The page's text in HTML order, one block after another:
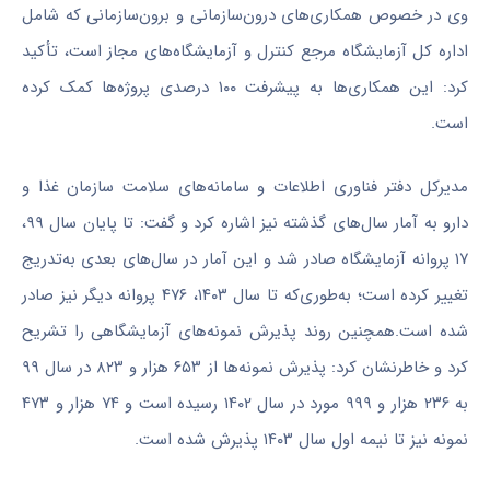
وی در خصوص همکاری‌های درون‌سازمانی و برون‌سازمانی که شامل
اداره کل آزمایشگاه مرجع کنترل و آزمایشگاه‌های مجاز است، تأکید
کرد: این همکاری‌ها به پیشرفت ۱۰۰ درصدی پروژه‌ها کمک کرده
است.
مدیرکل دفتر فناوری اطلاعات و سامانه‌های سلامت سازمان غذا و
دارو به آمار سال‌های گذشته نیز اشاره کرد و گفت: تا پایان سال ۹۹،
۱۷ پروانه آزمایشگاه صادر شد و این آمار در سال‌های بعدی به‌تدریج
تغییر کرده است؛ به‌طوری‌که تا سال ۱۴۰۳، ۴۷۶ پروانه دیگر نیز صادر
شده است.همچنین روند پذیرش نمونه‌های آزمایشگاهی را تشریح
کرد و خاطرنشان کرد: پذیرش نمونه‌ها از ۶۵۳ هزار و ۸۲۳ در سال ۹۹
به ۲۳۶ هزار و ۹۹۹ مورد در سال ۱۴۰۲ رسیده است و ۷۴ هزار و ۴۷۳
نمونه نیز تا نیمه اول سال ۱۴۰۳ پذیرش شده است.